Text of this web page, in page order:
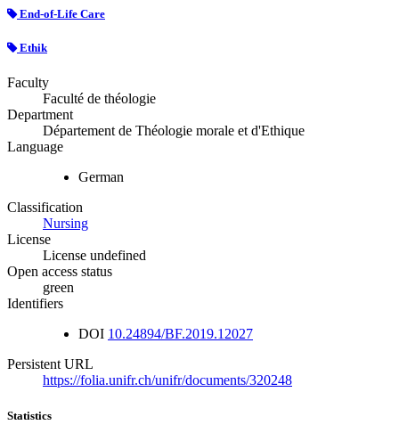
End-of-Life Care
Ethik
Faculty
Faculté de théologie
Department
Département de Théologie morale et d'Ethique
Language
German
Classification
Nursing
License
License undefined
Open access status
green
Identifiers
DOI 10.24894/BF.2019.12027
Persistent URL
https://folia.unifr.ch/unifr/documents/320248
Statistics